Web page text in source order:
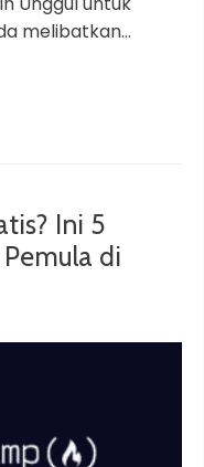
melibatkan…
Ini 5
di